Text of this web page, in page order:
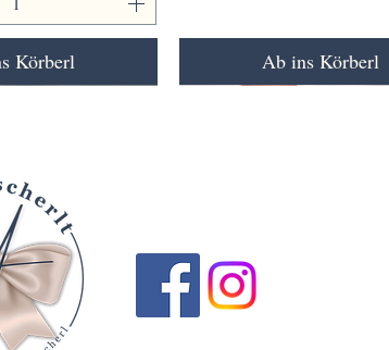
Körberl Ab ins Körberl